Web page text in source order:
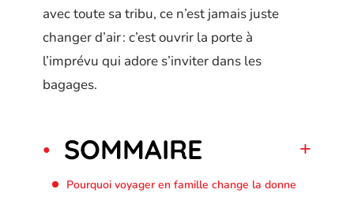
avec toute sa tribu, ce n’est jamais juste
changer d’air : c’est ouvrir la porte à
l’imprévu qui adore s’inviter dans les
bagages.
SOMMAIRE
Pourquoi voyager en famille change la donne